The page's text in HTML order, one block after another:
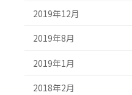
2019年12月
2019年8月
2019年1月
2018年2月